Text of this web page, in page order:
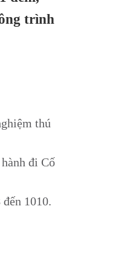
trình
thú
đi Cố
1010.